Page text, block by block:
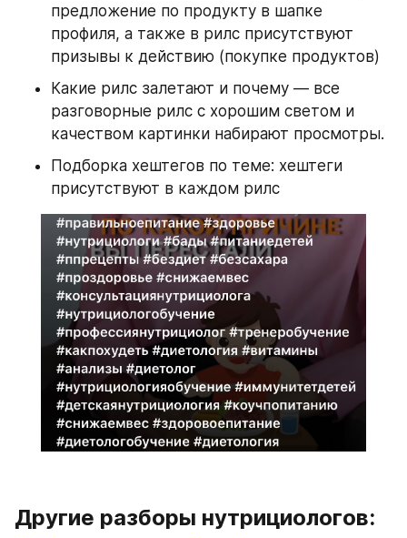
предложение по продукту в шапке
профиля, а также в рилс присутствуют
призывы к действию (покупке продуктов)
Какие рилс залетают и почему — все
разговорные рилс с хорошим светом и
качеством картинки набирают просмотры.
Подборка хештегов по теме: хештеги
присутствуют в каждом рилс
Другие разборы нутрициологов: